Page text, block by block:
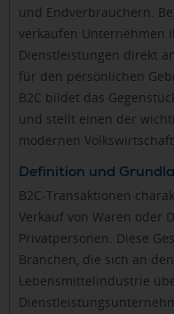
und Endverbrauchern.
verkaufen Unternehmen
Dienstleistungen direkt
für den persönlichen
B2C bildet das
und stellt einen der
modernen
Definition und
B2C-Transaktionen
Verkauf von Waren oder
Privatpersonen. Diese
Branchen, die sich an
Lebensmittelindustrie